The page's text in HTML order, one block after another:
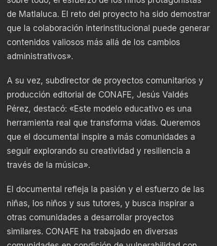
de Matlaluca. El reto del proyecto ha sido demostrar
que la colaboración interinstitucional puede generar
contenidos valiosos más allá de los cambios
administrativos».
A su vez, subdirector de proyectos comunitarios y
producción editorial de CONAFE, Jesús Valdés
Pérez, destacó: «Este modelo educativo es una
herramienta real que transforma vidas. Queremos
que el documental inspire a más comunidades a
seguir explorando su creatividad y resiliencia a
través de la música».
El documental refleja la pasión y el esfuerzo de las
niñas, los niños y sus tutores, y busca inspirar a
otras comunidades a desarrollar proyectos
similares. CONAFE ha trabajado en diversas